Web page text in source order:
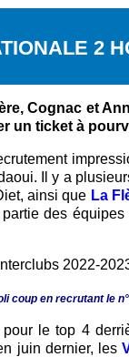
2
Cognac et
un ticket à
Il y a
ainsi que La
des
coup en recrutant le
le top 4
juin dernier, les